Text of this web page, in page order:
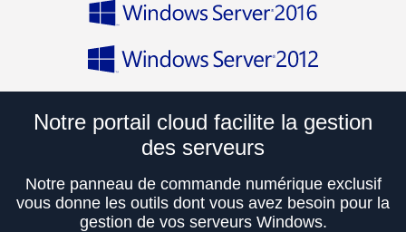
Notre portail cloud facilite la gestion
des serveurs
Notre panneau de commande numérique exclusif
vous donne les outils dont vous avez besoin pour la
gestion de vos serveurs Windows.